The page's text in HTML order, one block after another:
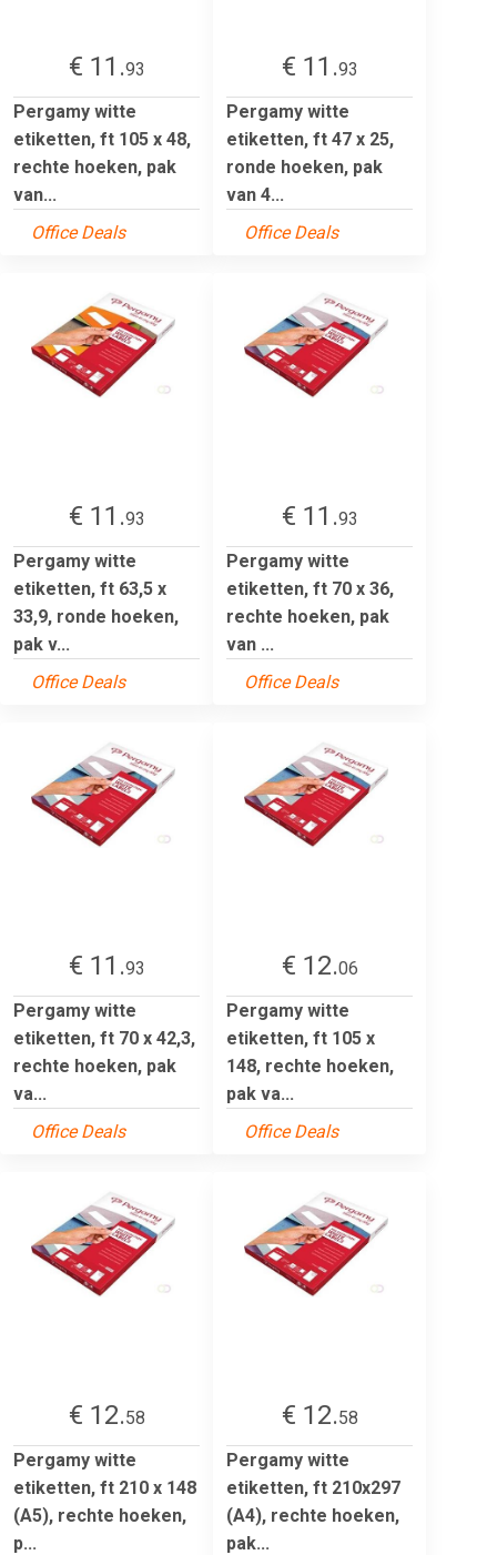
€ 11.93
Pergamy witte
etiketten, ft 105 x 48,
rechte hoeken, pak
van...
Office Deals
€ 11.93
Pergamy witte
etiketten, ft 47 x 25,
ronde hoeken, pak
van 4...
Office Deals
€ 11.93
Pergamy witte
etiketten, ft 63,5 x
33,9, ronde hoeken,
pak v...
Office Deals
€ 11.93
Pergamy witte
etiketten, ft 70 x 36,
rechte hoeken, pak
van ...
Office Deals
€ 11.93
Pergamy witte
etiketten, ft 70 x 42,3,
rechte hoeken, pak
va...
Office Deals
€ 12.06
Pergamy witte
etiketten, ft 105 x
148, rechte hoeken,
pak va...
Office Deals
€ 12.58
Pergamy witte
etiketten, ft 210 x 148
(A5), rechte hoeken,
p...
€ 12.58
Pergamy witte
etiketten, ft 210x297
(A4), rechte hoeken,
pak...